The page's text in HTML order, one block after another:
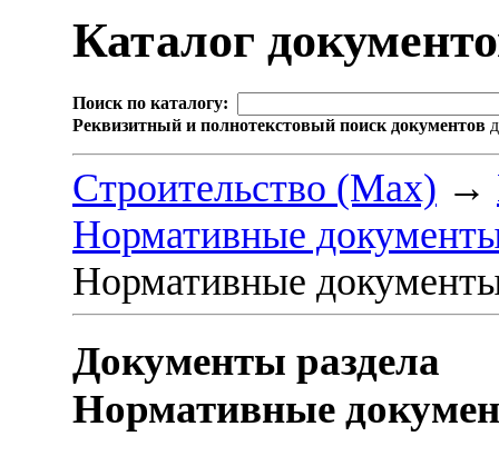
Каталог
Поиск по каталогу:
Реквизитный и полнотекстовый поиск документов
Строительство (Max) →
Нормативные
Нормативные
Документы раздела
Нормативные